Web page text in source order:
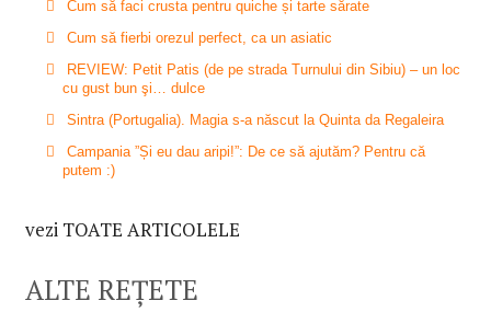
Cum să faci crusta pentru quiche și tarte sărate
Cum să fierbi orezul perfect, ca un asiatic
REVIEW: Petit Patis (de pe strada Turnului din Sibiu) – un loc
cu gust bun şi… dulce
Sintra (Portugalia). Magia s-a născut la Quinta da Regaleira
Campania ”Și eu dau aripi!”: De ce să ajutăm? Pentru că
putem :)
vezi TOATE ARTICOLELE
ALTE REȚETE